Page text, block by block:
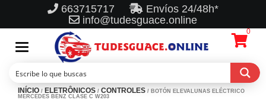
663715717
Envíos 24/48h*
info@tudesguace.online
Toggle
navigation
0
INÍCIO / ELETRÔNICOS / CONTROLES / BOTÓN ELEVALUNAS ELÉCTRICO
MERCEDES BENZ CLASE C W203